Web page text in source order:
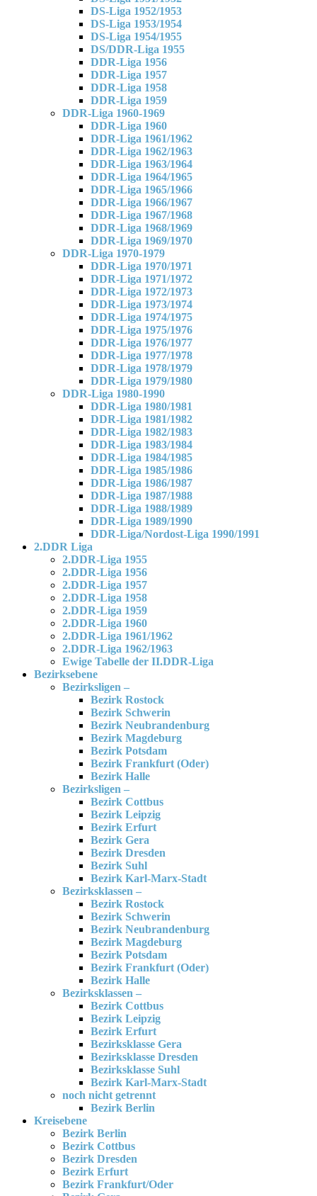
DS-Liga 1952/1953
DS-Liga 1953/1954
DS-Liga 1954/1955
DS/DDR-Liga 1955
DDR-Liga 1956
DDR-Liga 1957
DDR-Liga 1958
DDR-Liga 1959
DDR-Liga 1960-1969
DDR-Liga 1960
DDR-Liga 1961/1962
DDR-Liga 1962/1963
DDR-Liga 1963/1964
DDR-Liga 1964/1965
DDR-Liga 1965/1966
DDR-Liga 1966/1967
DDR-Liga 1967/1968
DDR-Liga 1968/1969
DDR-Liga 1969/1970
DDR-Liga 1970-1979
DDR-Liga 1970/1971
DDR-Liga 1971/1972
DDR-Liga 1972/1973
DDR-Liga 1973/1974
DDR-Liga 1974/1975
DDR-Liga 1975/1976
DDR-Liga 1976/1977
DDR-Liga 1977/1978
DDR-Liga 1978/1979
DDR-Liga 1979/1980
DDR-Liga 1980-1990
DDR-Liga 1980/1981
DDR-Liga 1981/1982
DDR-Liga 1982/1983
DDR-Liga 1983/1984
DDR-Liga 1984/1985
DDR-Liga 1985/1986
DDR-Liga 1986/1987
DDR-Liga 1987/1988
DDR-Liga 1988/1989
DDR-Liga 1989/1990
DDR-Liga/Nordost-Liga 1990/1991
2.DDR Liga
2.DDR-Liga 1955
2.DDR-Liga 1956
2.DDR-Liga 1957
2.DDR-Liga 1958
2.DDR-Liga 1959
2.DDR-Liga 1960
2.DDR-Liga 1961/1962
2.DDR-Liga 1962/1963
Ewige Tabelle der II.DDR-Liga
Bezirksebene
Bezirksligen –
Bezirk Rostock
Bezirk Schwerin
Bezirk Neubrandenburg
Bezirk Magdeburg
Bezirk Potsdam
Bezirk Frankfurt (Oder)
Bezirk Halle
Bezirksligen –
Bezirk Cottbus
Bezirk Leipzig
Bezirk Erfurt
Bezirk Gera
Bezirk Dresden
Bezirk Suhl
Bezirk Karl-Marx-Stadt
Bezirksklassen –
Bezirk Rostock
Bezirk Schwerin
Bezirk Neubrandenburg
Bezirk Magdeburg
Bezirk Potsdam
Bezirk Frankfurt (Oder)
Bezirk Halle
Bezirksklassen –
Bezirk Cottbus
Bezirk Leipzig
Bezirk Erfurt
Bezirksklasse Gera
Bezirksklasse Dresden
Bezirksklasse Suhl
Bezirk Karl-Marx-Stadt
noch nicht getrennt
Bezirk Berlin
Kreisebene
Bezirk Berlin
Bezirk Cottbus
Bezirk Dresden
Bezirk Erfurt
Bezirk Frankfurt/Oder